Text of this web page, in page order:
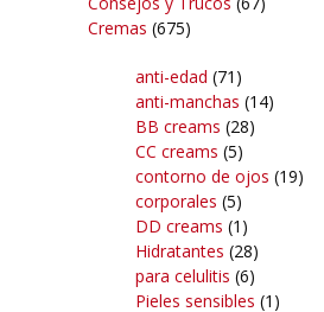
Cremas (675)
anti-edad (71)
anti-manchas (14)
BB creams (28)
CC creams (5)
contorno de ojos (19)
corporales (5)
DD creams (1)
Hidratantes (28)
para celulitis (6)
Pieles sensibles (1)